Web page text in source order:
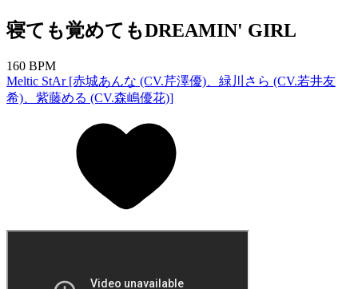
寝ても覚めてもDREAMIN' GIRL
160 BPM
Meltic StAr [赤城あんな (CV.芹澤優)、緑川さら (CV.若井友
希)、紫藤める (CV.森嶋優花)]